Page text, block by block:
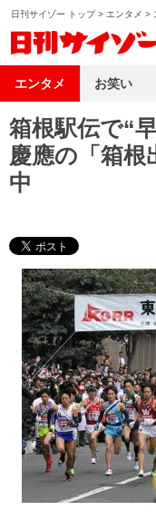
日刊サイゾー トップ> エンタメ >
箱根駅伝で“
慶應の「箱根
中
エンタメ お笑い